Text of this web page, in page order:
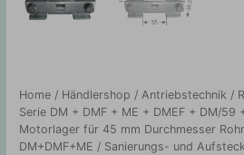
Home / Händlershop / Antriebstechnik /
Serie DM + DMF + ME + DMEF + DM/59
Motorlager für 45 mm Durchmesser
DM+DMF+ME / Sanierungs- und